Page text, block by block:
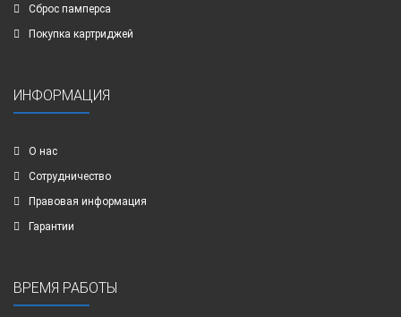
Сброс памперса
Покупка картриджей
ИНФОРМАЦИЯ
О нас
Сотрудничество
Правовая информация
Гарантии
ВРЕМЯ РАБОТЫ